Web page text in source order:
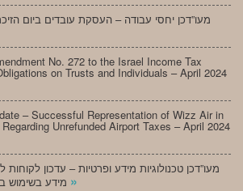
מעו”דכן יחסי עבודה – העסקת עובדים ביום
No. 272 to the Israel Income Tax
on Trusts and Individuals – April 2024
– Successful Representation of Wizz Air in
Unrefunded Airport Taxes – April 2024
מעו”דכן טכנולוגיות מידע ופרטיות – עדכון לקוחות
»